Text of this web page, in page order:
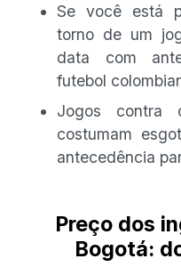
Se você está
torno de um
data com
futebol
Jogos contra
costumam
antecedência
Preço dos
Bogotá: